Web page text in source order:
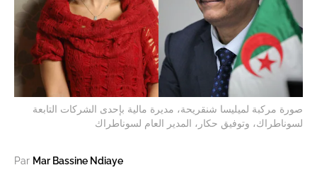
صورة مركبة لميليسا شنقريحة، مديرة مالية بإحدى الشركات التابعة
لسوناطراك، وتوفيق حكار، المدير العام لسوناطراك
Par Mar Bassine Ndiaye